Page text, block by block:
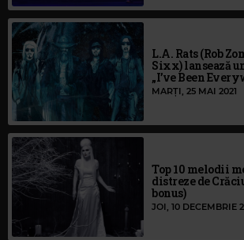
L.A. Rats (Rob
Sixx) lansează
„I’ve Been
MARȚI, 25 MAI 2021
Top 10 melodii
distreze de
bonus)
JOI, 10 DECEMBRIE